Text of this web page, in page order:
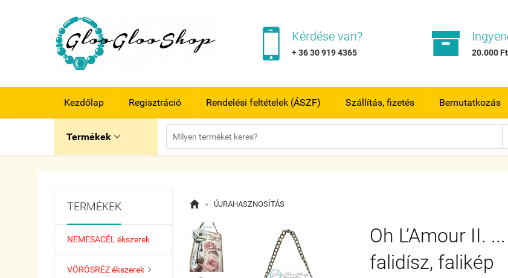
 Kérdése van?
+ 36 30 919 4365  20.000
Kezdőlap Regisztráció Rendelési feltételek (ÁSZF) Szállítás, fizetés Bemutatkozás
Termékek 
TERMÉKEK
NEMESACÉL ékszerek
VÖRÖSRÉZ ékszerek 
 » ÚJRAHASZNOSÍTÁS
Oh L’Amour II.
falidísz, falikép